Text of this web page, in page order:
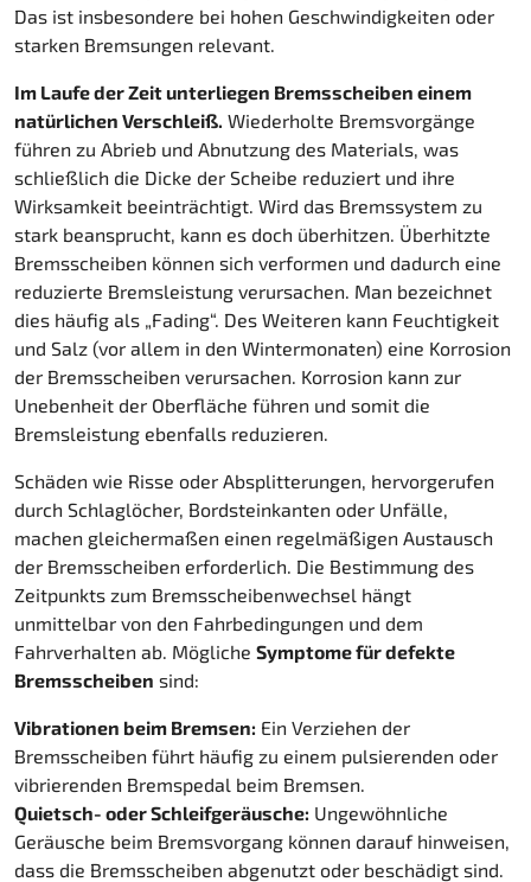
Das ist insbesondere bei hohen Geschwindigkeiten oder
starken Bremsungen relevant.
Im Laufe der Zeit unterliegen Bremsscheiben einem
natürlichen Verschleiß. Wiederholte Bremsvorgänge
führen zu Abrieb und Abnutzung des Materials, was
schließlich die Dicke der Scheibe reduziert und ihre
Wirksamkeit beeinträchtigt. Wird das Bremssystem zu
stark beansprucht, kann es doch überhitzen. Überhitzte
Bremsscheiben können sich verformen und dadurch eine
reduzierte Bremsleistung verursachen. Man bezeichnet
dies häufig als „Fading“. Des Weiteren kann Feuchtigkeit
und Salz (vor allem in den Wintermonaten) eine Korrosion
der Bremsscheiben verursachen. Korrosion kann zur
Unebenheit der Oberfläche führen und somit die
Bremsleistung ebenfalls reduzieren.
Schäden wie Risse oder Absplitterungen, hervorgerufen
durch Schlaglöcher, Bordsteinkanten oder Unfälle,
machen gleichermaßen einen regelmäßigen Austausch
der Bremsscheiben erforderlich. Die Bestimmung des
Zeitpunkts zum Bremsscheibenwechsel hängt
unmittelbar von den Fahrbedingungen und dem
Fahrverhalten ab. Mögliche Symptome für defekte
Bremsscheiben sind:
Vibrationen beim Bremsen: Ein Verziehen der
Bremsscheiben führt häufig zu einem pulsierenden oder
vibrierenden Bremspedal beim Bremsen.
Quietsch- oder Schleifgeräusche: Ungewöhnliche
Geräusche beim Bremsvorgang können darauf hinweisen,
dass die Bremsscheiben abgenutzt oder beschädigt sind.